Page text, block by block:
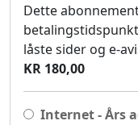
Dette
låste sider og e-
KR 180,00
Internet - Års